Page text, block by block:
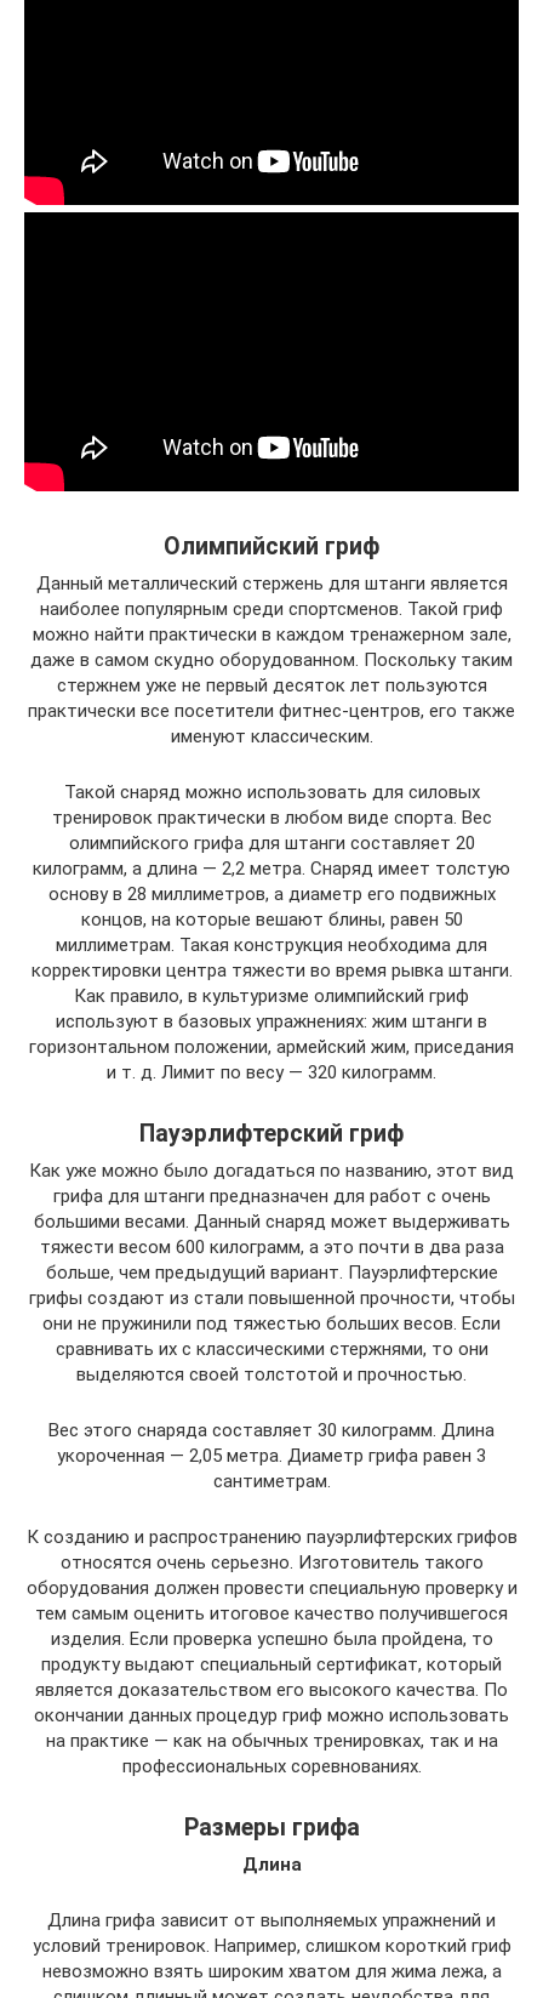
Олимпийский гриф
Данный металлический стержень для штанги является
наиболее популярным среди спортсменов. Такой гриф
можно найти практически в каждом тренажерном зале,
даже в самом скудно оборудованном. Поскольку таким
стержнем уже не первый десяток лет пользуются
практически все посетители фитнес-центров, его также
именуют классическим.
Такой снаряд можно использовать для силовых
тренировок практически в любом виде спорта. Вес
олимпийского грифа для штанги составляет 20
килограмм, а длина — 2,2 метра. Снаряд имеет толстую
основу в 28 миллиметров, а диаметр его подвижных
концов, на которые вешают блины, равен 50
миллиметрам. Такая конструкция необходима для
корректировки центра тяжести во время рывка штанги.
Как правило, в культуризме олимпийский гриф
используют в базовых упражнениях: жим штанги в
горизонтальном положении, армейский жим, приседания
и т. д. Лимит по весу — 320 килограмм.
Пауэрлифтерский гриф
Как уже можно было догадаться по названию, этот вид
грифа для штанги предназначен для работ с очень
большими весами. Данный снаряд может выдерживать
тяжести весом 600 килограмм, а это почти в два раза
больше, чем предыдущий вариант. Пауэрлифтерские
грифы создают из стали повышенной прочности, чтобы
они не пружинили под тяжестью больших весов. Если
сравнивать их с классическими стержнями, то они
выделяются своей толстотой и прочностью.
Вес этого снаряда составляет 30 килограмм. Длина
укороченная — 2,05 метра. Диаметр грифа равен 3
сантиметрам.
К созданию и распространению пауэрлифтерских грифов
относятся очень серьезно. Изготовитель такого
оборудования должен провести специальную проверку и
тем самым оценить итоговое качество получившегося
изделия. Если проверка успешно была пройдена, то
продукту выдают специальный сертификат, который
является доказательством его высокого качества. По
окончании данных процедур гриф можно использовать
на практике — как на обычных тренировках, так и на
профессиональных соревнованиях.
Размеры грифа
Длина
Длина грифа зависит от выполняемых упражнений и
условий тренировок. Например, слишком короткий гриф
невозможно взять широким хватом для жима лежа, а